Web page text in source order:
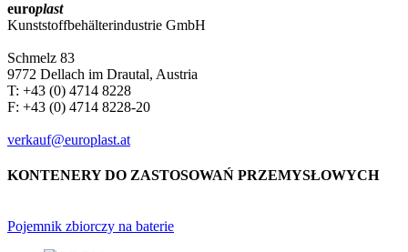
europlast
Kunststoffbehälterindustrie GmbH
Schmelz 83
9772 Dellach im Drautal, Austria
T: +43 (0) 4714 8228
F: +43 (0) 4714 8228-20
verkauf@europlast.at
KONTENERY DO ZASTOSOWAŃ PRZEMYSŁOWYCH
Pojemnik zbiorczy na baterie